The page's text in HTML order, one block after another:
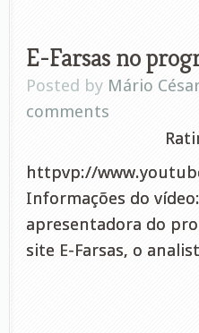
E-Farsas no
Posted by Mário
comments
httpvp://
Informações do
apresentadora do
site E-Farsas, o